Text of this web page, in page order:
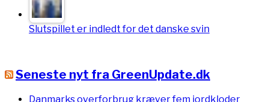
Slutspillet er indledt for det danske svin
Seneste nyt fra GreenUpdate.dk
Danmarks overforbrug kræver fem jordkloder